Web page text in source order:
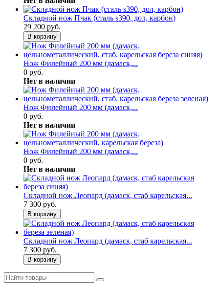
Складной нож Пчак (сталь s390, дол, карбон)
29 200 руб.
В корзину
Нож Филейный 200 мм (дамаск,...
0 руб.
Нет в наличии
Нож Филейный 200 мм (дамаск,...
0 руб.
Нет в наличии
Нож Филейный 200 мм (дамаск,...
0 руб.
Нет в наличии
Складной нож Леопард (дамаск, стаб карельская...
7 300 руб.
В корзину
Складной нож Леопард (дамаск, стаб карельская...
7 300 руб.
В корзину